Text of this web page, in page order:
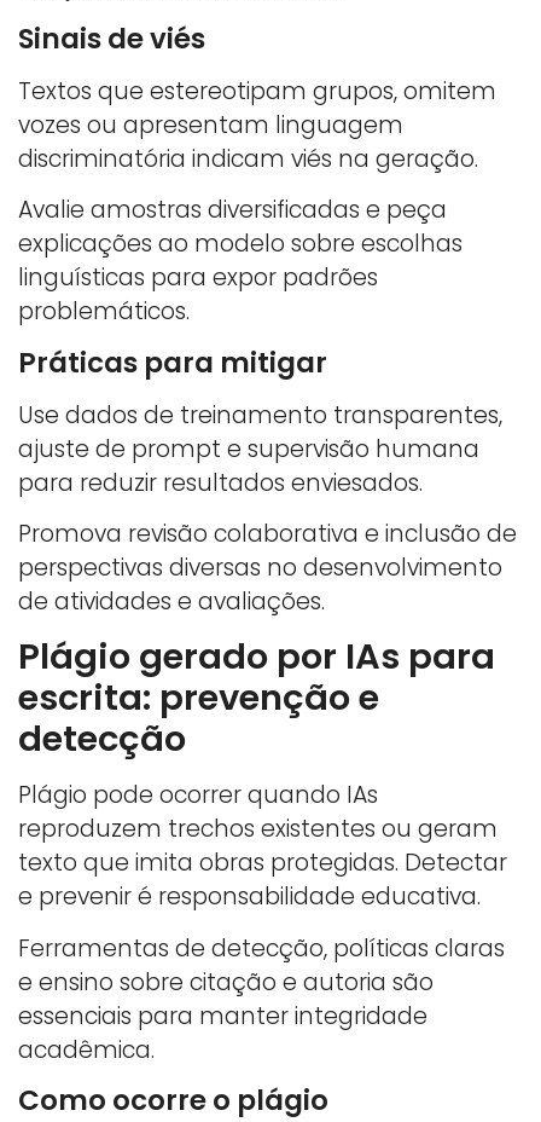
Sinais de viés
Textos que estereotipam grupos, omitem
vozes ou apresentam linguagem
discriminatória indicam viés na geração.
Avalie amostras diversificadas e peça
explicações ao modelo sobre escolhas
linguísticas para expor padrões
problemáticos.
Práticas para mitigar
Use dados de treinamento transparentes,
ajuste de prompt e supervisão humana
para reduzir resultados enviesados.
Promova revisão colaborativa e inclusão de
perspectivas diversas no desenvolvimento
de atividades e avaliações.
Plágio gerado por IAs para
escrita: prevenção e
detecção
Plágio pode ocorrer quando IAs
reproduzem trechos existentes ou geram
texto que imita obras protegidas. Detectar
e prevenir é responsabilidade educativa.
Ferramentas de detecção, políticas claras
e ensino sobre citação e autoria são
essenciais para manter integridade
acadêmica.
Como ocorre o plágio